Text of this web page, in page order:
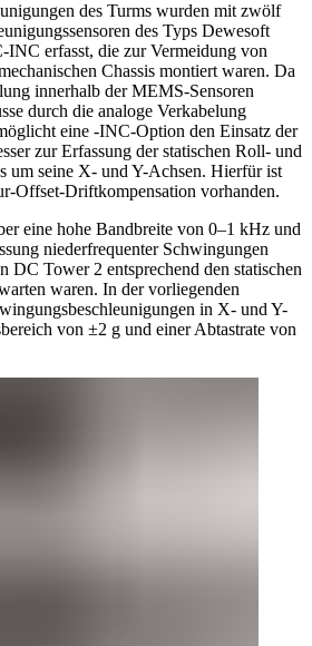
des Turms wurden mit zwölf
des Typs Dewesoft
erfasst, die zur Vermeidung von
Chassis montiert waren. Da
innerhalb der MEMS-Sensoren
durch die analoge Verkabelung
eine -INC-Option den Einsatz der
zur Erfassung der statischen Roll- und
um seine X- und Y-Achsen. Hierfür ist
Offset-Driftkompensation vorhanden.
eine hohe Bandbreite von 0–1 kHz und
niederfrequenter Schwingungen
DC Tower 2 entsprechend den statischen
waren. In der vorliegenden
in X- und Y-
von ±2 g und einer Abtastrate von